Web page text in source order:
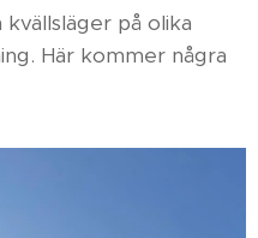
på olika
Här kommer några